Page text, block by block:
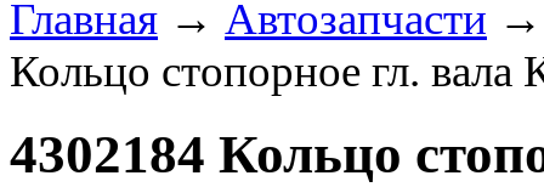
Главная → Автозапчасти
Кольцо стопорное гл.
4302184 Кольцо